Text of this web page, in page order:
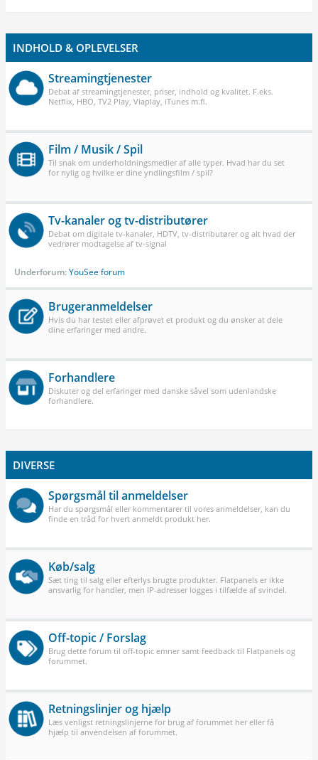
INDHOLD & OPLEVELSER
Streamingtjenester
Debat af streamingtjenester, priser, indhold og kvalitet. F.eks.
Netflix, HBO, TV2 Play, Viaplay, iTunes m.fl.
Film / Musik / Spil
Til snak om underholdningsmedier af alle typer. Hvad har du set
for nylig og hvilke er dine yndlingsfilm / spil?
Tv-kanaler og tv-distributører
Debat om digitale tv-kanaler, HDTV, tv-distributører og alt hvad der
vedrører modtagelse af tv-signal
Underforum:YouSee forum
Brugeranmeldelser
Hvis du har testet eller afprøvet et produkt og du ønsker at dele
dine erfaringer med andre.
Forhandlere
Diskuter og del erfaringer med danske såvel som udenlandske
forhandlere.
DIVERSE
Spørgsmål til anmeldelser
Har du spørgsmål eller kommentarer til vores anmeldelser, kan du
finde en tråd for hvert anmeldt produkt her.
Køb/salg
Sæt ting til salg eller efterlys brugte produkter. Flatpanels er ikke
ansvarlig for handler, men IP-adresser logges i tilfælde af svindel.
Off-topic / Forslag
Brug dette forum til off-topic emner samt feedback til Flatpanels og
forummet.
Retningslinjer og hjælp
Læs venligst retningslinjerne for brug af forummet her eller få
hjælp til anvendelsen af forummet.